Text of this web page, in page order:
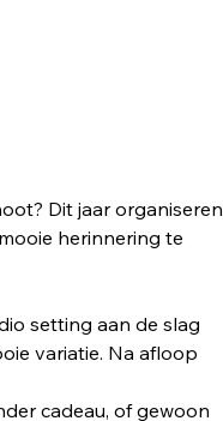
Dit jaar organiseren
herinnering te
setting aan de slag
variatie. Na afloop
cadeau, of gewoon